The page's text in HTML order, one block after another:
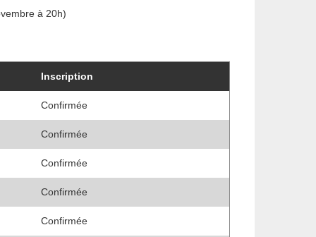
à 20h)
Inscription
Confirmée
Confirmée
Confirmée
Confirmée
Confirmée